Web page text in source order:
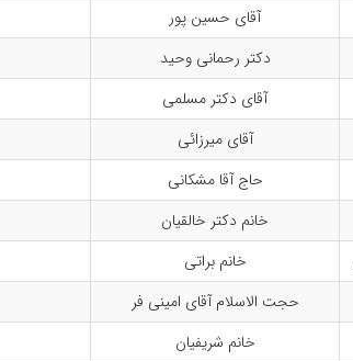
آقای حسین پور
دکتر رحمانی وحید
آقای دکتر مسلمی
آقای میرزائی
حاج آقا مشکانی
خانم دکتر خالقیان
خانم براتی
حجت الاسلام آقای امینی فر
خانم شریفیان